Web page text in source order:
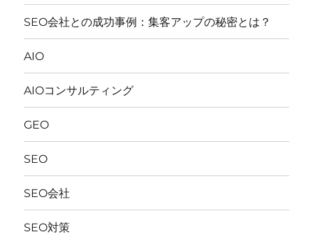
SEO会社との成功事例：集客アップの秘密とは？
AIO
AIOコンサルティング
GEO
SEO
SEO会社
SEO対策